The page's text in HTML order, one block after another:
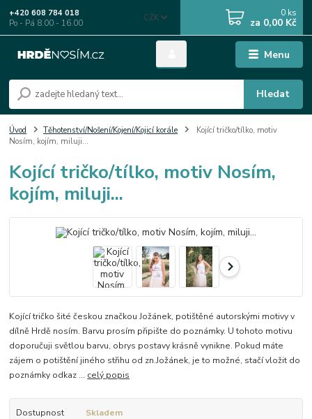
Menu
CZK
Hledat
+420 608 784 018
Po - Pá 8.00 - 16.00
0 ks
za 0,00 Kč
Úvod Těhotenství/Nošení/Kojení/Kojicí korále
Kojící tričko/tílko, motiv
Nosím, kojím, miluji...
Kojící tričko/tílko, motiv Nosím,
kojím, miluji...
Kojící tričko šité českou značkou Jožánek, potištěné autorskými motivy v
dílně Hrdě nosím. Barvu prosím připište do poznámky. U tohoto motivu
doporučuji světlou barvu, obrys postavy krásně vynikne. Pokud máte
zájem o potištění jiného střihu od zn.Jožánek, je to možné, stačí vložit do
poznámky odkaz ... celý popis
Dostupnost
Skladem